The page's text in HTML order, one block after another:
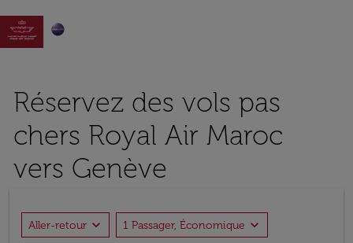

Réservez des vols pas
chers Royal Air Maroc
vers Genève
Aller-retour expand_more 1 Passager, Économique expand_more